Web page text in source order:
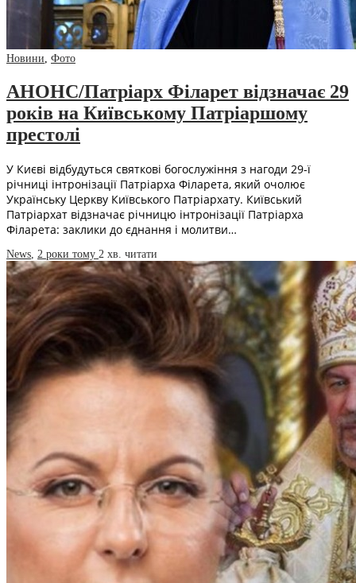
Новини, Фото
АНОНС/Патріарх Філарет відзначає 29
років на Київському Патріаршому
престолі
У Києві відбудуться святкові богослужіння з нагоди 29-ї
річниці інтронізації Патріарха Філарета, який очолює
Українську Церкву Київського Патріархату. Київський
Патріархат відзначає річницю інтронізації Патріарха
Філарета: заклики до єднання і молитви…
News, 2 роки тому 2 хв. читати